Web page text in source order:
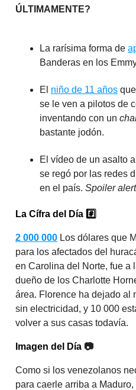
ÚLTIMAMENTE?
La rarísima forma de
Banderas en los
El niño de 11 años
se le ven a pilotos de
inventando con un
bastante jodón.
El vídeo de un asalto a
se regó por las redes
en el país. Spoiler alert
La Cífra del Día #️⃣
2 000 000 Los dólares que
para los afectados del
en Carolina del Norte, fue a
dueño de los Charlotte
área. Florence ha dejado al
sin electricidad, y 10 000
volver a sus casas todavía.
Imagen del Día 📷
Como si los venezolanos
para caerle arriba a